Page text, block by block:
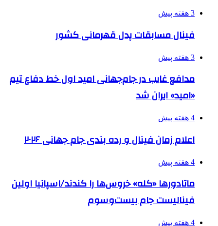
3 هفته پیش
فینال مسابقات پدل قهرمانی کشور
3 هفته پیش
مدافع غایب در جام‌جهانی امید اول خط دفاع تیم
«امید» ایران شد
4 هفته پیش
اعلام زمان فینال و رده بندی جام جهانی ۲۰۲۶
4 هفته پیش
ماتادورها «کله» خروس‌ها را کندند/اسپانیا اولین
فینالیست جام بیست‌وسوم
4 هفته پیش